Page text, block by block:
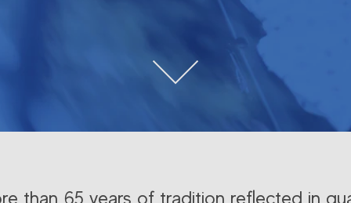
than 65 years of tradition reflected in